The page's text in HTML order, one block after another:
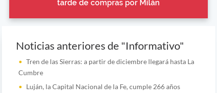
tarde de compras por Milán
Noticias anteriores de "Informativo"
Tren de las Sierras: a partir de diciembre llegará hasta La
Cumbre
Luján, la Capital Nacional de la Fe, cumple 266 años